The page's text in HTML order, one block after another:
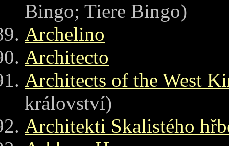
Bingo; Tiere Bingo)
Archelino
Architecto
Architects of the West
království)
Architekti Skalistého